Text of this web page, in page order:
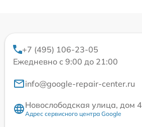
+7 (495) 106-23-05
Ежедневно с 9:00 до 21:00
info@google-repair-center.ru
Новослободская улица, дом 4
Адрес сервисного центра Google